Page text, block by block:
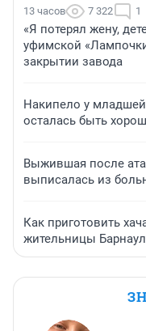
13 часов 7 322 1
«Я потерял жену,
уфимской
закрытии завода
Накипело у младшей
осталась быть
Выжившая после
выписалась из
Как приготовить
жительницы